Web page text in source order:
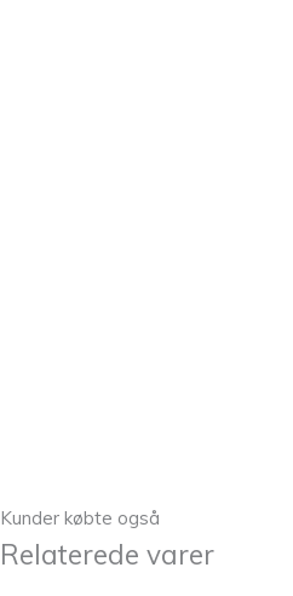
Kunder købte også
Relaterede varer